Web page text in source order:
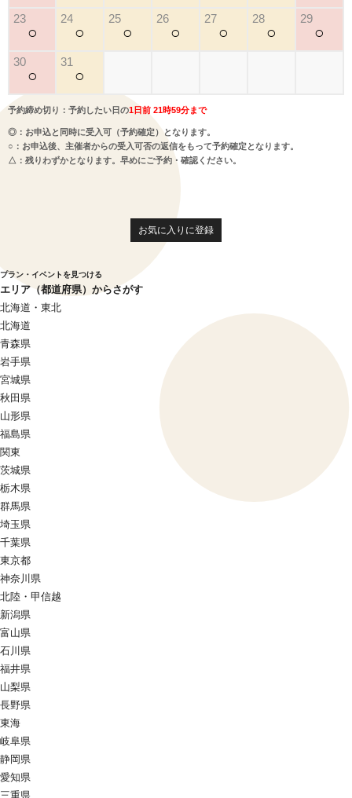
23
○
24
○
25
○
26
○
27
○
28
○
29
○
30
○
31
○
予約締め切り：予約したい日の1日前 21時59分まで
◎：お申込と同時に受入可（予約確定）となります。
○：お申込後、主催者からの受入可否の返信をもって予約確定となります。
△：残りわずかとなります。早めにご予約・確認ください。
お気に入りに登録
プラン・イベントを見つける
エリア（都道府県）からさがす
北海道・東北
北海道
青森県
岩手県
宮城県
秋田県
山形県
福島県
関東
茨城県
栃木県
群馬県
埼玉県
千葉県
東京都
神奈川県
北陸・甲信越
新潟県
富山県
石川県
福井県
山梨県
長野県
東海
岐阜県
静岡県
愛知県
三重県